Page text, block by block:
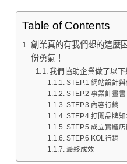
Table of Contents
創業真的有我們想的這麼
份勇氣！
我們協助企業做了以下
STEP.1 網站設計與
​STEP.2 事業計畫書
STEP.3 內容行銷
STEP.4 打開品牌知
STEP.5 成立實體店
STEP.6 KOL行銷
最終成效